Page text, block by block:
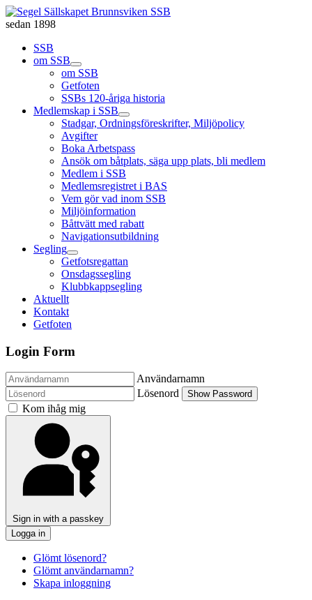
sedan 1898
SSB
om SSB
om SSB
Getfoten
SSBs 120-åriga historia
Medlemskap i SSB
Stadgar, Ordningsföreskrifter, Miljöpolicy
Avgifter
Boka Arbetspass
Ansök om båtplats, säga upp plats, bli medlem
Medlem i SSB
Medlemsregistret i BAS
Vem gör vad inom SSB
Miljöinformation
Båttvätt med rabatt
Navigationsutbildning
Segling
Getfotsregattan
Onsdagssegling
Klubbkappsegling
Aktuellt
Kontakt
Getfoten
Login Form
Användarnamn
Lösenord
Show Password
Kom ihåg mig
Sign in with a passkey
Logga in
Glömt lösenord?
Glömt användarnamn?
Skapa inloggning